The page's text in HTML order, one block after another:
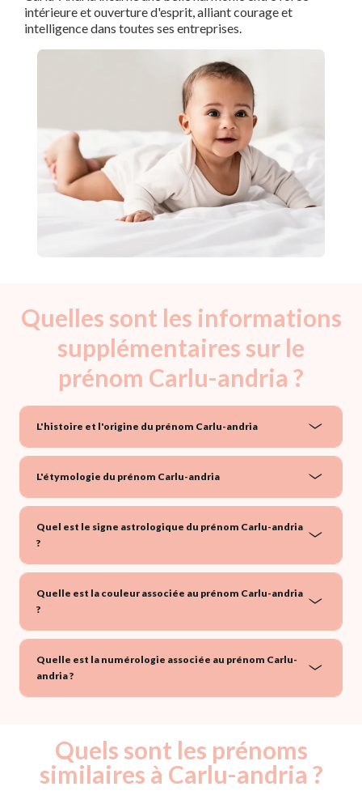
intérieure et ouverture d'esprit, alliant courage et
intelligence dans toutes ses entreprises.
Quelles sont les informations
supplémentaires sur le
prénom Carlu-andria ?
L'histoire et l'origine du prénom Carlu-andria
L'étymologie du prénom Carlu-andria
Quel est le signe astrologique du prénom Carlu-andria
?
Quelle est la couleur associée au prénom Carlu-andria
?
Quelle est la numérologie associée au prénom Carlu-
andria ?
Quels sont les prénoms
similaires à Carlu-andria ?